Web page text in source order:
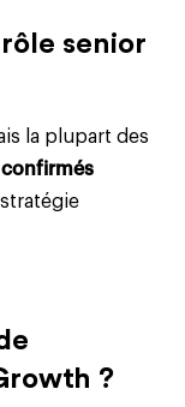
senior
la plupart des
confirmés
?